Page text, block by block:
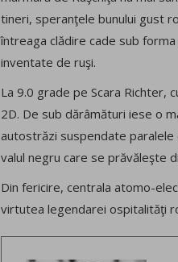
tineri, speranţele bunului gust
întreaga clădire cade sub
inventate de ruşi.
La 9.0 grade pe Scara Richter,
2D. De sub dărâmături iese o
autostrăzi suspendate paralele
valul negru care se prăvăleşte
Din fericire, centrala atomo-
virtutea legendarei ospitalităţi